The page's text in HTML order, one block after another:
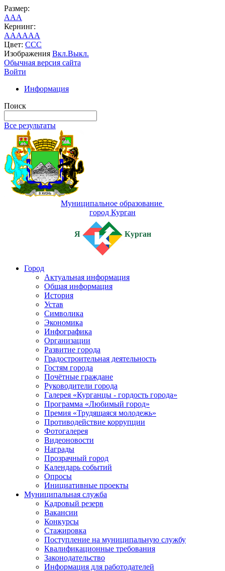
Размер:
AAA
Кернинг:
AAAAAA
Цвет: CCC
Изображения Вкл.Выкл.
Обычная версия сайта
Войти
Информация
Поиск
Все результаты
Муниципальное образование
город Курган
Я Курган
Город
Актуальная информация
Общая информация
История
Устав
Символика
Экономика
Инфографика
Организации
Развитие города
Градостроительная деятельность
Гостям города
Почётные граждане
Руководители города
Галерея «Курганцы - гордость города»
Программа «Любимый город»
Премия «Трудящаяся молодежь»
Противодействие коррупции
Фотогалерея
Видеоновости
Награды
Прозрачный город
Календарь событий
Опросы
Инициативные проекты
Муниципальная служба
Кадровый резерв
Вакансии
Конкурсы
Стажировка
Поступление на муниципальную службу
Квалификационные требования
Законодательство
Информация для работодателей